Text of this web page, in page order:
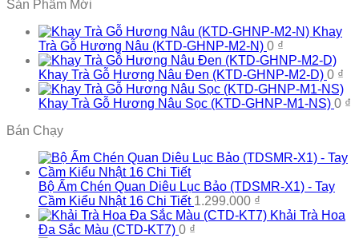
Sản Phẩm Mới
Khay
Trà Gỗ Hương Nâu (KTD-GHNP-M2-N) 0 ₫
Khay Trà Gỗ Hương Nâu Đen (KTD-GHNP-M2-D) 0 ₫
Khay Trà Gỗ Hương Nâu Sọc (KTD-GHNP-M1-NS) 0 ₫
Bán Chạy
Bộ Ấm Chén Quan Diêu Lục Bảo (TDSMR-X1) - Tay
Cầm Kiểu Nhật 16 Chi Tiết 1.299.000 ₫
Khải Trà Hoa
Đa Sắc Màu (CTD-KT7) 0 ₫